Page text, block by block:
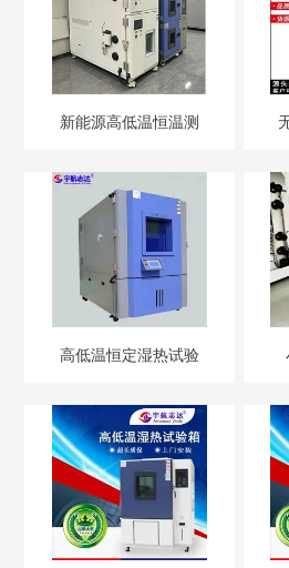
新能源高低温恒温测
验箱
高低温恒定湿热试验